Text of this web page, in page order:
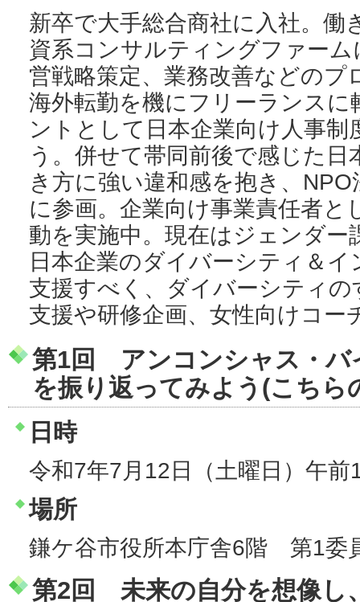
新卒で大手総合商社に入社。働
資系コンサルティングファー
営戦略策定、業務改善などのプ
海外転勤を機にフリーランス
ントとして日本企業向け人事制
う。併せて帯同前後で感じた
き方に強い違和感を抱き、
に参画。企業向け事業責任者と
動を実施中。現在はジェンダ
日本企業のダイバーシティ＆
支援すべく、ダイバーシティ
支援や研修企画、女性向けコー
第1回 アンコンシャス・バ
を振り返ってみよう(こちら
日時
令和7年7月12日（土曜日）午前
場所
鎌ケ谷市役所本庁舎6階 第1委
第2回 未来の自分を想像し